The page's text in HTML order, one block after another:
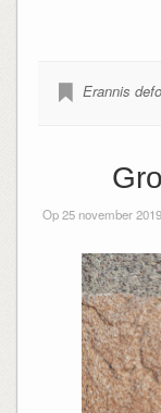
Erannis
Op 25 november